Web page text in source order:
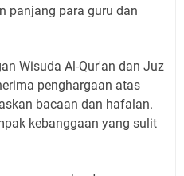
panjang para guru dan
Wisuda Al-Qur'an dan Juz
penghargaan atas
bacaan dan hafalan.
kebanggaan yang sulit